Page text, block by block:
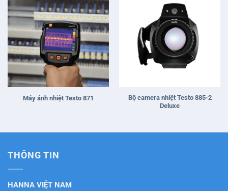
Máy ảnh nhiệt Testo 871
Bộ camera nhiệt Testo 885-2
Deluxe
THÔNG TIN
HANNA VIỆT NAM